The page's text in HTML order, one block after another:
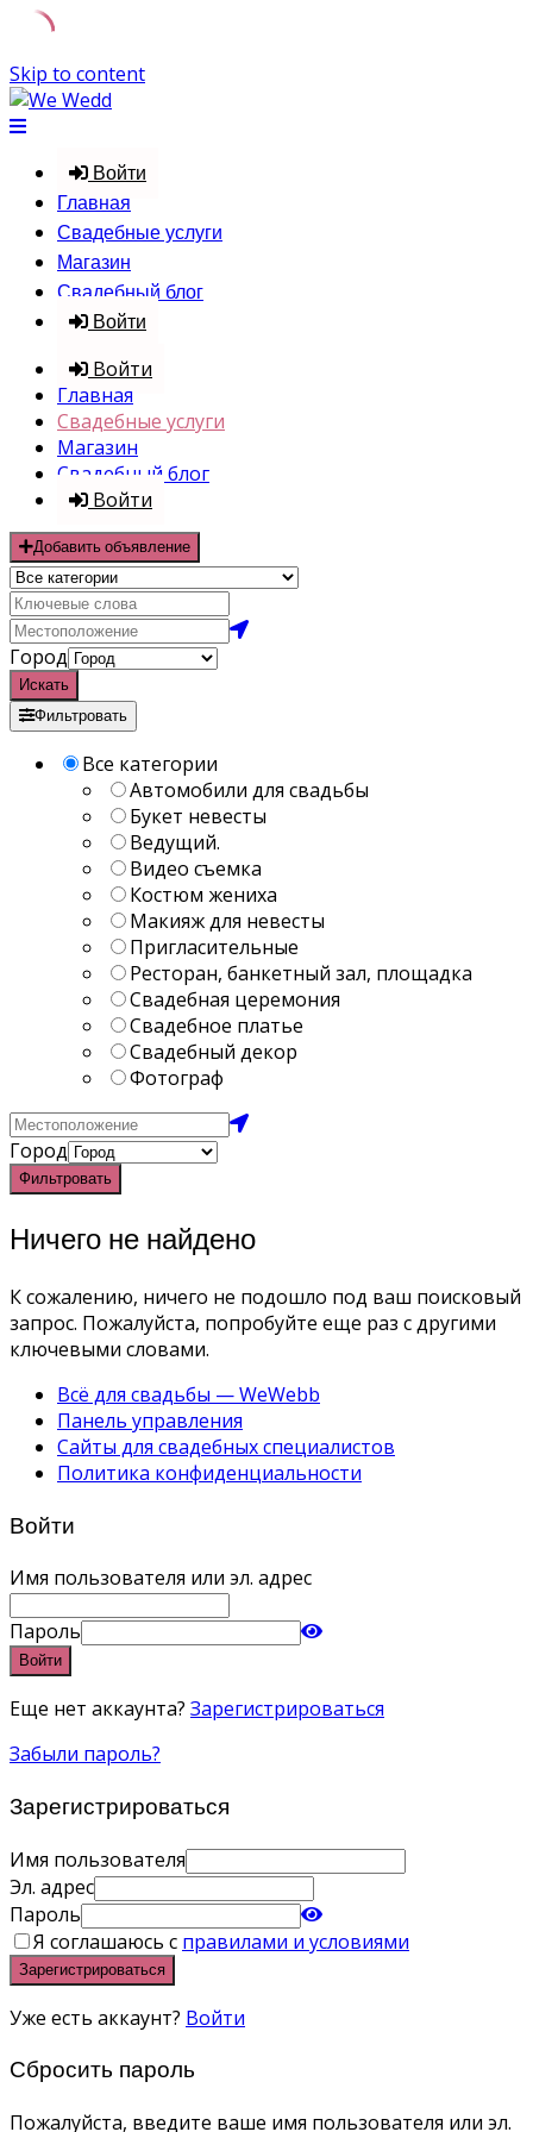
Skip to content
Войти
Главная
Свадебные услуги
Магазин
Свадебный блог
Войти
Войти
Главная
Свадебные услуги
Магазин
Свадебный блог
Войти
Добавить объявление
Город
Искать
Фильтровать
Все категории
Автомобили для свадьбы
Букет невесты
Ведущий.
Видео съемка
Костюм жениха
Макияж для невесты
Пригласительные
Ресторан, банкетный зал, площадка
Свадебная церемония
Свадебное платье
Свадебный декор
Фотограф
Город
Фильтровать
Ничего не найдено
К сожалению, ничего не подошло под ваш поисковый
запрос. Пожалуйста, попробуйте еще раз с другими
ключевыми словами.
Всё для свадьбы — WeWebb
Панель управления
Сайты для свадебных специалистов
Политика конфиденциальности
Войти
Имя пользователя или эл. адрес
Пароль
Войти
Еще нет аккаунта? Зарегистрироваться
Забыли пароль?
Зарегистрироваться
Имя пользователя
Эл. адрес
Пароль
Я соглашаюсь с правилами и условиями
Зарегистрироваться
Уже есть аккаунт? Войти
Сбросить пароль
Пожалуйста, введите ваше имя пользователя или эл.